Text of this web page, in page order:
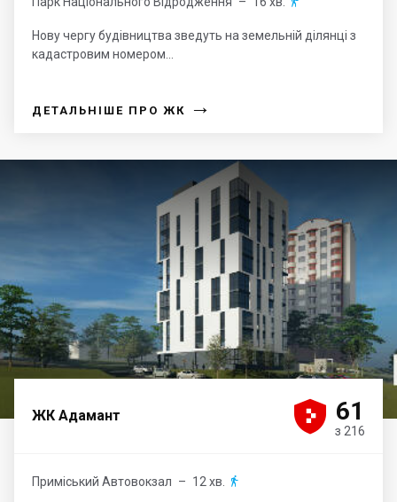
Нову чергу будівництва зведуть на земельній ділянці з
кадастровим номером...
ДЕТАЛЬНІШЕ ПРО ЖК →
ЖК Адамант 



 61
з 216
Приміський Автовокзал – 12 хв. 